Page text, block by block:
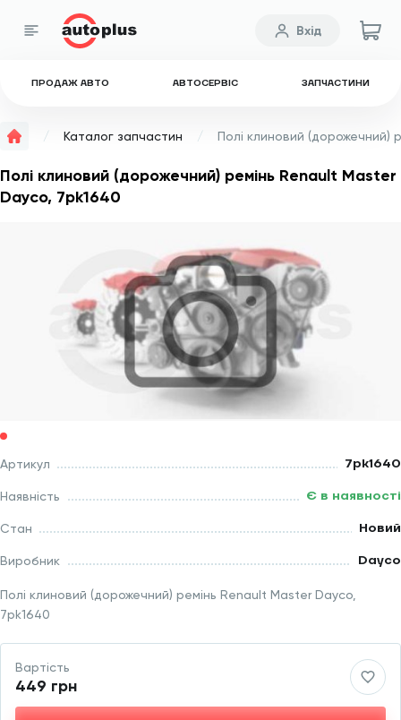
ПРОДАЖ АВТО АВТОСЕРВІС ЗАПЧАСТИНИ
Вхід
Каталог запчастин
Полі клиновий (дорожечний) ремінь Renault Master
Dayco, 7pk1640
Полі клиновий (дорожечний) ремінь Renault Master Dayco,
7pk1640
Артикул 7pk1640
Наявність Є в наявності
Стан Новий
Виробник Dayco
Вартість
449 грн